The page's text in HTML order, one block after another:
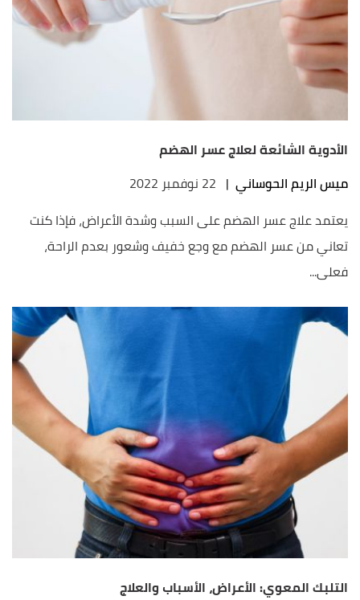
الأدوية الشائعة لعلاج عسر الهضم
ميس الريم الحوساني | 22 نوفمبر 2022
يعتمد علاج عسر الهضم على السبب وشدة الأعراض، فإذا كنت
تعاني من عسر الهضم مع وجع خفيف وشعور بعدم الراحة،
فعلى...
التلبك المعوي: الأعراض، الأسباب والعلاج